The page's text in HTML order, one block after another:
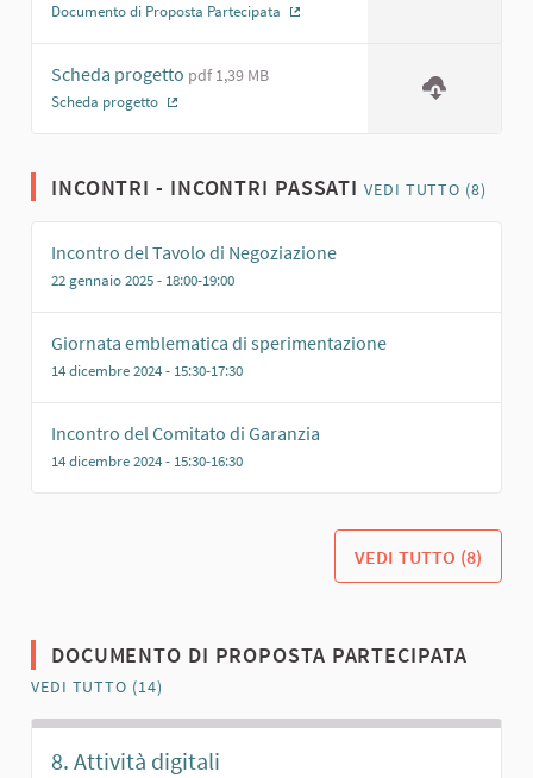
Documento di Proposta Partecipata
Scheda progetto pdf 1,39 MB
Scheda progetto
INCONTRI - INCONTRI PASSATIVEDI TUTTO (8)
Incontro del Tavolo di Negoziazione
22 gennaio 2025 - 18:00-19:00
Giornata emblematica di sperimentazione
14 dicembre 2024 - 15:30-17:30
Incontro del Comitato di Garanzia
14 dicembre 2024 - 15:30-16:30
VEDI TUTTO (8)
DOCUMENTO DI PROPOSTA PARTECIPATA
VEDI TUTTO (14)
8. Attività digitali